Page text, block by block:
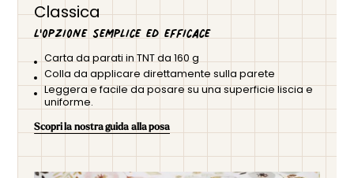
Classica
L'opzione semplice ed efficace
Carta da parati in TNT da 160 g
Colla da applicare direttamente sulla parete
Leggera e facile da posare su una superficie liscia e
uniforme.
Scopri la nostra guida alla posa